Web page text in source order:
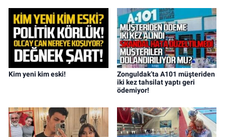
Kim yeni kim eski!
Zonguldak’ta A101 müşteriden
iki kez tahsilat yaptı geri
ödemiyor!